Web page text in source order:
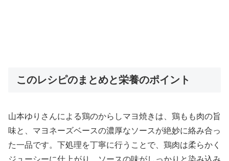
このレシピのまとめと栄養のポイント
山本ゆりさんによる鶏のからしマヨ焼きは、鶏もも肉の旨
味と、マヨネーズベースの濃厚なソースが絶妙に絡み合っ
た一品です。下処理を丁寧に行うことで、鶏肉は柔らかく
ジューシーに仕上がり、ソースの味がしっかりと染み込み